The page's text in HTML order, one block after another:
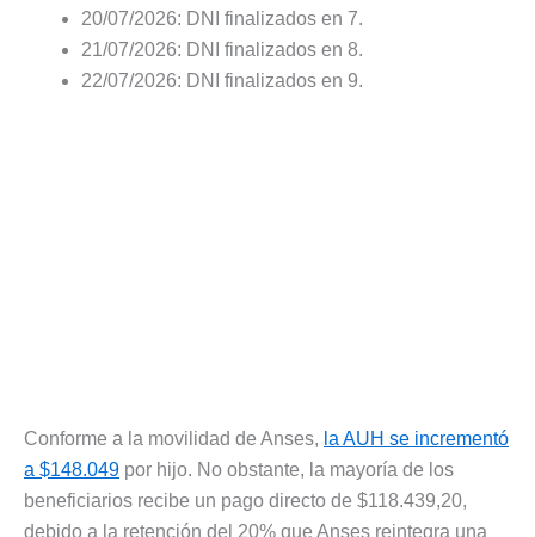
20/07/2026: DNI finalizados en 7.
21/07/2026: DNI finalizados en 8.
22/07/2026: DNI finalizados en 9.
Conforme a la movilidad de Anses, la AUH se incrementó
a $148.049 por hijo. No obstante, la mayoría de los
beneficiarios recibe un pago directo de $118.439,20,
debido a la retención del 20% que Anses reintegra una